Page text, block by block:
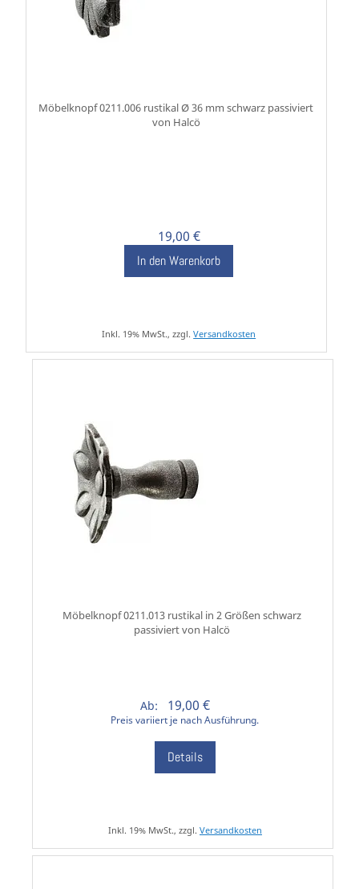
Möbelknopf 0211.006 rustikal Ø 36 mm schwarz passiviert
von Halcö
19,00 €
In den Warenkorb
Inkl. 19% MwSt., zzgl.Versandkosten
Möbelknopf 0211.013 rustikal in 2 Größen schwarz
passiviert von Halcö
Ab: 19,00 €
Preis variiert je nach Ausführung.
Details
Inkl. 19% MwSt., zzgl. Versandkosten